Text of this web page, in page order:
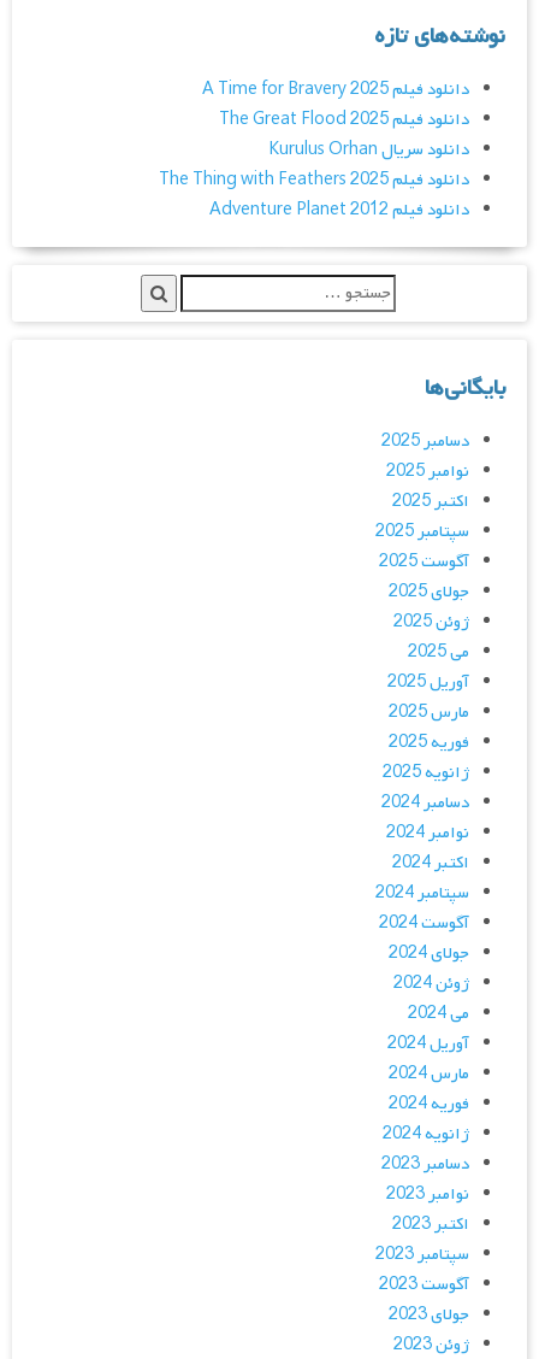
نوشته‌های تازه
دانلود فیلم A Time for Bravery 2025
دانلود فیلم The Great Flood 2025
دانلود سریال Kurulus Orhan
دانلود فیلم The Thing with Feathers 2025
دانلود فیلم Adventure Planet 2012
بایگانی‌ها
دسامبر 2025
نوامبر 2025
اکتبر 2025
سپتامبر 2025
آگوست 2025
جولای 2025
ژوئن 2025
می 2025
آوریل 2025
مارس 2025
فوریه 2025
ژانویه 2025
دسامبر 2024
نوامبر 2024
اکتبر 2024
سپتامبر 2024
آگوست 2024
جولای 2024
ژوئن 2024
می 2024
آوریل 2024
مارس 2024
فوریه 2024
ژانویه 2024
دسامبر 2023
نوامبر 2023
اکتبر 2023
سپتامبر 2023
آگوست 2023
جولای 2023
ژوئن 2023